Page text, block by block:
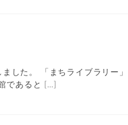
した。 「まちライブラリー
であると […]